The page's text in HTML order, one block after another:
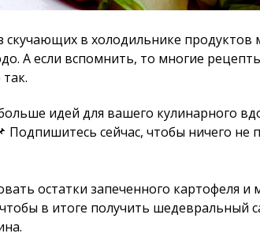
скучающих в холодильнике продуктов
А если вспомнить, то многие
идей для вашего кулинарного
Подпишитесь сейчас, чтобы ничего не
остатки запеченного картофеля и
в итоге получить шедевральный